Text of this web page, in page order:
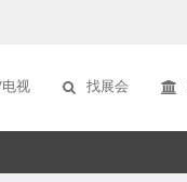
电视 找展会